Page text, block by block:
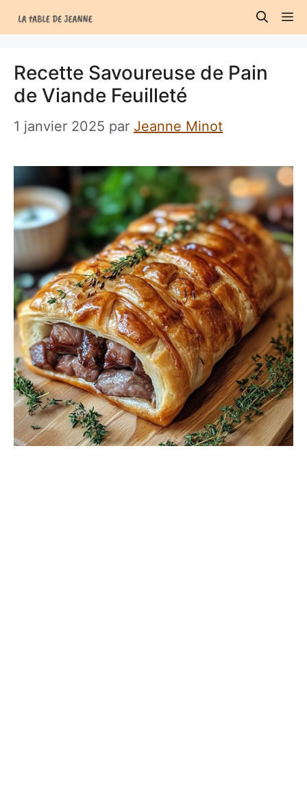
au
Recette Savoureuse de Pain
de Viande Feuilleté
1 janvier 2025 par Jeanne Minot